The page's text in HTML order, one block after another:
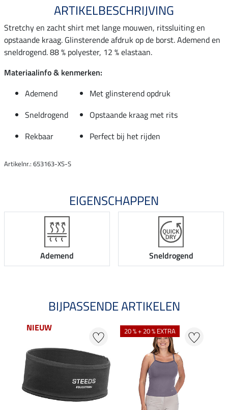
ARTIKELBESCHRIJVING
Stretchy en zacht shirt met lange mouwen, ritssluiting en
opstaande kraag. Glinsterende afdruk op de borst. Ademend en
sneldrogend. 88 % polyester, 12 % elastaan.
Materiaalinfo & kenmerken:
Ademend
Met glinsterend opdruk
Sneldrogend
Opstaande kraag met rits
Rekbaar
Perfect bij het rijden
Artikelnr.: 653163-XS-S
EIGENSCHAPPEN
Ademend Sneldrogend
BIJPASSENDE ARTIKELEN
NIEUW 20 % + 20 % EXTRA